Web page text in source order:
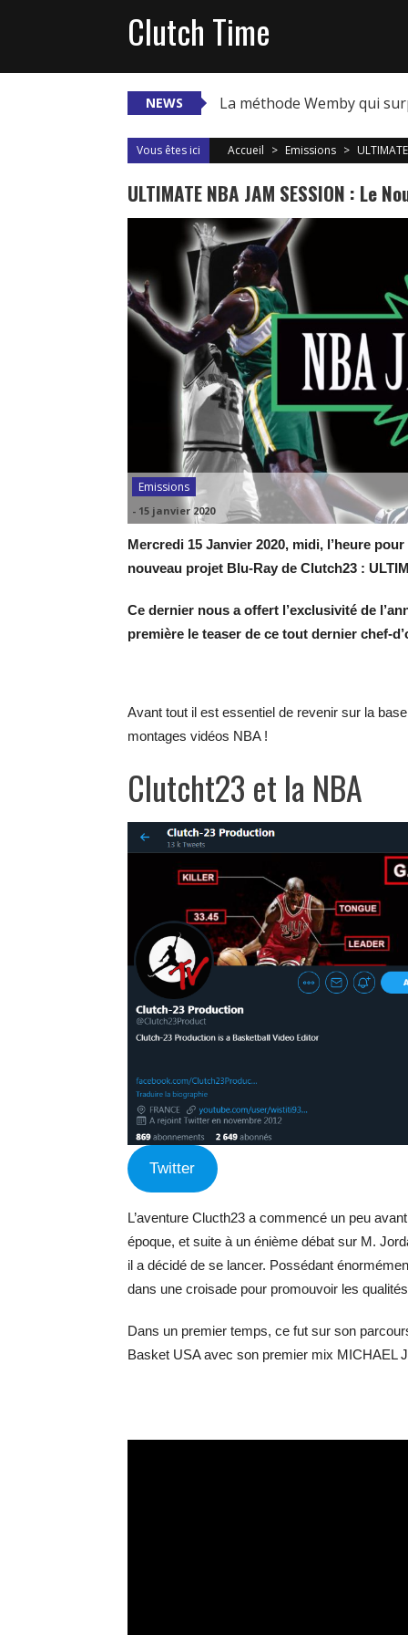
Clutch Time
NEWS La méthode Wemby qui
Vous êtes ici Accueil > Emissions >
ULTIMATE NBA JAM SESSION : Le
Emissions
- 15 janvier 2020
Mercredi 15 Janvier 2020, midi, l’heure
nouveau projet Blu-Ray de Clutch23 :
Ce dernier nous a offert l’exclusivité de
première le teaser de ce tout dernier chef-
Avant tout il est essentiel de revenir sur la
montages vidéos NBA !
Clutcht23 et la NBA
Twitter
L’aventure Clucth23 a commencé un peu
époque, et suite à un énième débat sur M.
il a décidé de se lancer. Possédant
dans une croisade pour promouvoir les
Dans un premier temps, ce fut sur son
Basket USA avec son premier mix MICHAEL